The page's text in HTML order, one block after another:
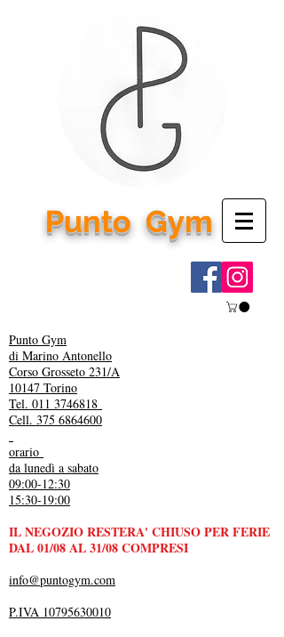
PuntoGym
Punto Gym
di Marino Antonello
Corso Grosseto 231/A
10147 Torino
Tel. 011 3746818
Cell. 375 6864600
orario
da lunedì a sabato
09:00-12:30
15:30-19:00
IL NEGOZIO RESTERA' CHIUSO PER FERIE
DAL 01/08 AL 31/08 COMPRESI
info@puntogym.com
P.IVA 10795630010